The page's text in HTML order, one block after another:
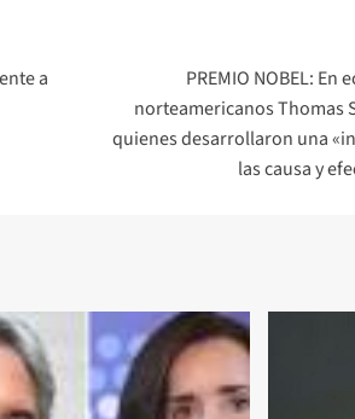
a
PREMIO NOBEL:
norteamericanos Thomas
quienes desarrollaron una
las causa y